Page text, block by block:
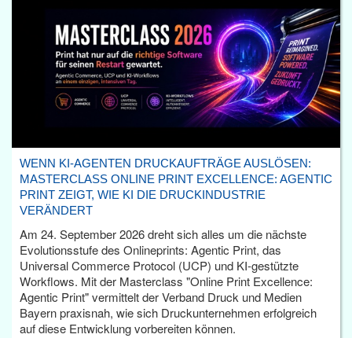
WENN KI-AGENTEN DRUCKAUFTRÄGE AUSLÖSEN:
MASTERCLASS ONLINE PRINT EXCELLENCE: AGENTIC
PRINT ZEIGT, WIE KI DIE DRUCKINDUSTRIE
VERÄNDERT
Am 24. September 2026 dreht sich alles um die nächste
Evolutionsstufe des Onlineprints: Agentic Print, das
Universal Commerce Protocol (UCP) und KI-gestützte
Workflows. Mit der Masterclass "Online Print Excellence:
Agentic Print" vermittelt der Verband Druck und Medien
Bayern praxisnah, wie sich Druckunternehmen erfolgreich
auf diese Entwicklung vorbereiten können.